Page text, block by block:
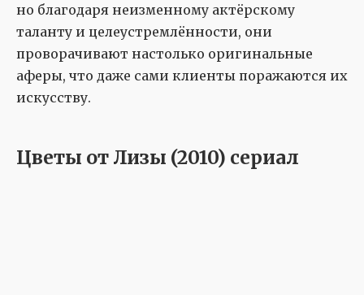
но благодаря неизменному актёрскому
таланту и целеустремлённости, они
проворачивают настолько оригинальные
аферы, что даже сами клиенты поражаются их
искусству.
Цветы от Лизы (2010) сериал